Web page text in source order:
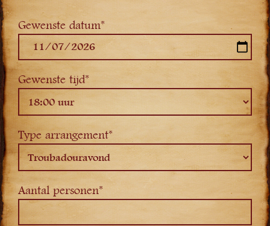
Gewenste datum*
Gewenste tijd*
Type arrangement*
Aantal personen*